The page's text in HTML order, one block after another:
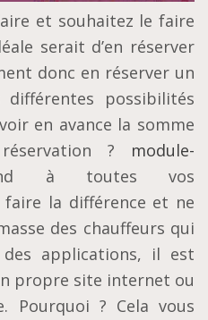
et souhaitez le faire
serait d’en réserver
donc en réserver un
possibilités
en avance la somme
? module-
à toutes vos
la différence et ne
des chauffeurs qui
applications, il est
propre site internet ou
Pourquoi ? Cela vous